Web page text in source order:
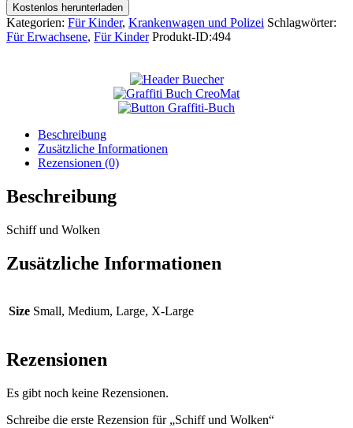
Kostenlos herunterladen
Kategorien: Für Kinder, Krankenwagen und Polizei Schlagwörter:
Für Erwachsene, Für Kinder Produkt-ID:494
Beschreibung
Zusätzliche Informationen
Rezensionen (0)
Beschreibung
Schiff und Wolken
Zusätzliche Informationen
Size Small, Medium, Large, X-Large
Rezensionen
Es gibt noch keine Rezensionen.
Schreibe die erste Rezension für „Schiff und Wolken“